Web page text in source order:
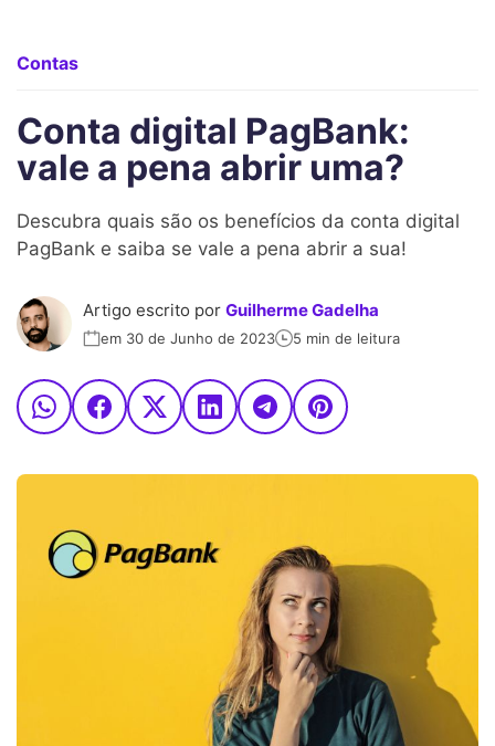
Contas
Conta digital PagBank:
vale a pena abrir uma?
Descubra quais são os benefícios da conta digital
PagBank e saiba se vale a pena abrir a sua!
Artigo escrito por Guilherme Gadelha
em 30 de Junho de 2023 5 min de leitura